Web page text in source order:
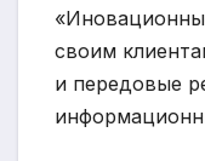
своим
и передовые